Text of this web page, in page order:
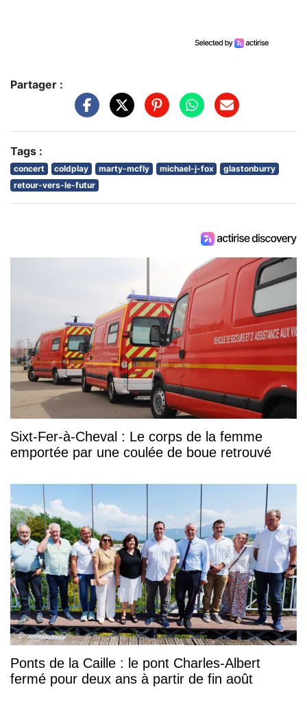
Partager :
Tags :
concert coldplay marty-mcfly michael-j-fox
glastonburry
retour-vers-le-futur
Sixt-Fer-à-Cheval : Le corps de la femme
emportée par une coulée de boue retrouvé
Ponts de la Caille : le pont Charles-Albert
fermé pour deux ans à partir de fin août